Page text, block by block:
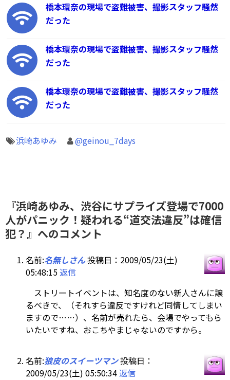
橋本環奈の現場で盗難被害、撮影スタッフ騒然
だった
橋本環奈の現場で盗難被害、撮影スタッフ騒然
だった
橋本環奈の現場で盗難被害、撮影スタッフ騒然
だった
浜崎あゆみ @geinou_7days
『浜崎あゆみ、渋谷にサプライズ登場で7000
人がパニック！疑われる“道交法違反”は確信
犯？』へのコメント
名前:名無しさん投稿日：2009/05/23(土)
05:48:15返信
ストリートイベントは、知名度のない新人さんに譲
るべきで、（それすら違反ですけれど同情してしまい
ますので……）、名前が売れたら、会場でやってもら
いたいですね、おこちやまじゃないのですから。
名前:狼皮のスイーツマン投稿日：
2009/05/23(土) 05:50:34返信